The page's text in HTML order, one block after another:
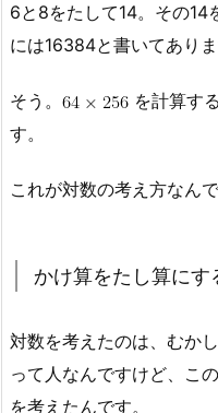
6と8をたして14。その14
には16384と書いてありま
そう。
を計算す
す。
これが対数の考え方なんで
かけ算をたし算にす
対数を考えたのは、むか
って人なんですけど、こ
を考えたんです。